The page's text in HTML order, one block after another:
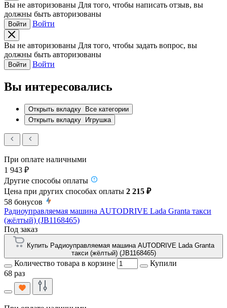
Вы не авторизованы Для того, чтобы написать отзыв, вы
должны быть авторизованы
Войти Войти
Вы не авторизованы Для того, чтобы задать вопрос, вы
должны быть авторизованы
Войти Войти
Вы интересовались
Открыть вкладку
Все категории
Открыть вкладку
Игрушка
При оплате наличными
1 943 ₽
Другие способы оплаты
Цена при других способах оплаты 2 215 ₽
58 бонусов
Радиоуправляемая машина AUTODRIVE Lada Granta такси
(жёлтый) (JB1168465)
Под заказ
Купить Радиоуправляемая машина AUTODRIVE Lada Granta
такси (жёлтый) (JB1168465)
Количество товара в корзине
Купили
68 раз